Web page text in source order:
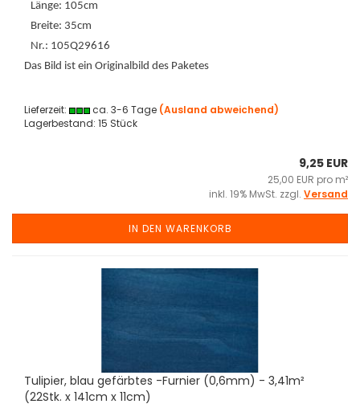
Länge: 105cm
Breite: 35cm
Nr.: 105Q29616
Das Bild ist ein Originalbild des Paketes
Lieferzeit: ca. 3-6 Tage (Ausland abweichend)
Lagerbestand: 15 Stück
9,25 EUR
25,00 EUR pro m²
inkl. 19% MwSt. zzgl. Versand
IN DEN WARENKORB
Tulipier, blau gefärbtes -Furnier (0,6mm) - 3,41m²
(22Stk. x 141cm x 11cm)